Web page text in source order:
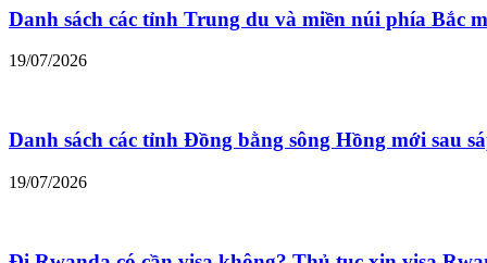
Danh sách các tỉnh Trung du và miền núi phía Bắc
19/07/2026
Danh sách các tỉnh Đồng bằng sông Hồng mới sau
19/07/2026